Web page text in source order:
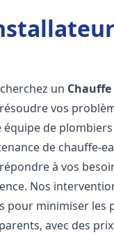
un
vos
équipe de
de chauffe-
à vos
Nos
pour minimiser les
avec des